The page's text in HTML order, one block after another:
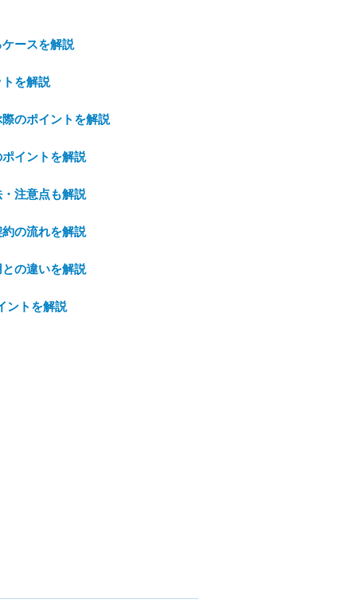
ースを解説
を解説
のポイントを解説
イントを解説
注意点も解説
の流れを解説
の違いを解説
ントを解説